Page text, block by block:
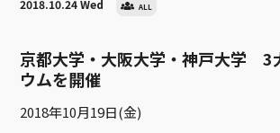
2018.10.24 Wed ALL
京都大学・大阪大学・神戸大学 3
ウムを開催
2018年10月19日(金)